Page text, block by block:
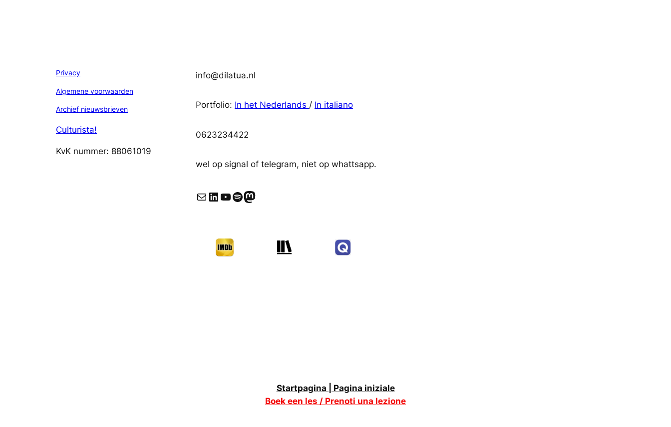
Privacy
Algemene voorwaarden
Archief nieuwsbrieven
Culturista!
KvK nummer: 88061019
info@dilatua.nl
Portfolio: In het Nederlands / In italiano
0623234422
wel op signal of telegram, niet op whattsapp.
E-mail LinkedIn YouTube Spotify Mastodon
Startpagina | Pagina iniziale
Boek een les / Prenoti una lezione